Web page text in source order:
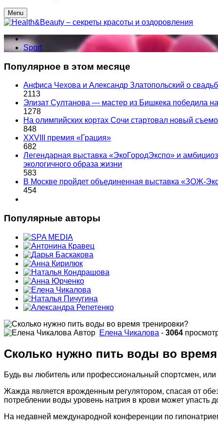
Menu
Sport
Популярное в этом месяце
Анфиса Чехова и Александр Златопольский о
2113
Элизат Султанова — мастер из Бишкека победила
1278
На олимпийских кортах Сочи стартовал новый
848
XXVIII премия «Грация»
682
Легендарная выставка «ЭкоГородЭкспо» и
экологичного образа жизни
583
В Москве пройдет объединенная выставка «ЗОЖ-
454
Популярные авторы
Автор Елена Чикалова - 3064
Сколько нужно пить воды во
Будь вы любитель или профессиональный спортсмен,
Жажда является врожденным регулятором, спасая от
потреблении воды уровень натрия в крови может упасть
На недавней международной конференции по